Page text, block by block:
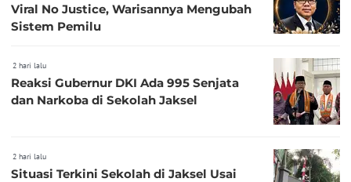
Viral No Justice, Warisannya Mengubah
Sistem Pemilu
2 hari lalu
Reaksi Gubernur DKI Ada 995 Senjata
dan Narkoba di Sekolah Jaksel
2 hari lalu
Situasi Terkini Sekolah di Jaksel Usai